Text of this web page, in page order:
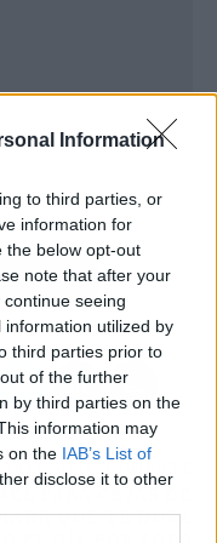
Information
to third parties, or
information for
the below opt-out
note that after your
seeing
utilized by
third parties prior to
of the further
by third parties on the
information may
on the IAB’s List of
disclose it to other
PARA CEJAS DE
QUE TE DURA